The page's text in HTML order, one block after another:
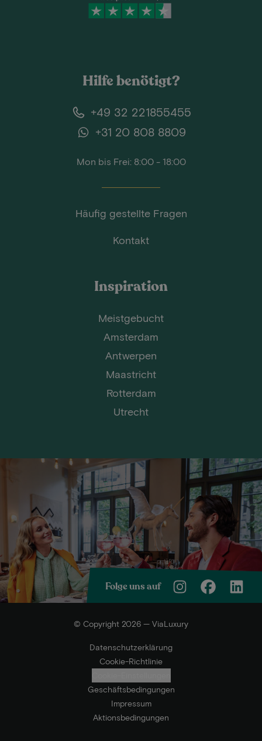
Hilfe benötigt?
+49 32 221855455
+31 20 808 8809
Mon bis Frei: 8:00 - 18:00
Häufig gestellte Fragen
Kontakt
Inspiration
Meistgebucht
Amsterdam
Antwerpen
Maastricht
Rotterdam
Utrecht
Folge uns auf
© Copyright 2026 — ViaLuxury
Datenschutzerklärung
Cookie-Richtlinie
Geschäftsbedingungen
Impressum
Aktionsbedingungen